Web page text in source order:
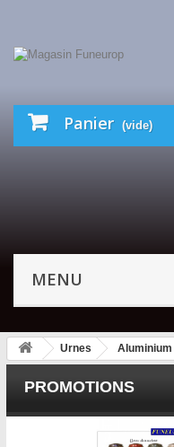
Panier (vide)
MENU
Urnes Aluminium
PROMOTIONS